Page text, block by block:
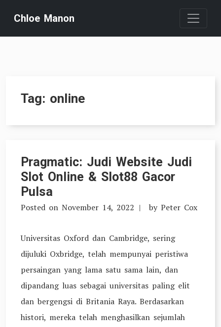
content
Chloe Manon
Tag: online
Pragmatic: Judi Website Judi
Slot Online & Slot88 Gacor
Pulsa
Posted on November 14, 2022 by Peter Cox
Universitas Oxford dan Cambridge, sering
dijuluki Oxbridge, telah mempunyai peristiwa
persaingan yang lama satu sama lain, dan
dipandang luas sebagai universitas paling elit
dan bergengsi di Britania Raya. Berdasarkan
histori, mereka telah menghasilkan sejumlah